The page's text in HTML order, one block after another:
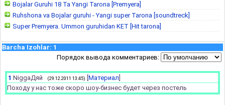
Bojalar Guruhi 18 Ta Yangi Tarona [Premyera]
Ruhshona va Bojalar guruhi - Yangi super Tarona [soundtreck]
Super Premyera. Ummon guruhidan KET [Hit tarona]
Barcha Izohlar: 1
Порядок вывода комментариев:
1 NiggaДяй (29.12.2011 13:45) Материал
Походу у нас тоже скоро шоу-бизнес будет через постель